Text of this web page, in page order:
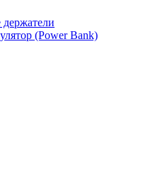
(Power Bank)